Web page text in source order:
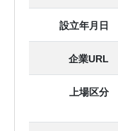
設立年月日
企業URL
上場区分